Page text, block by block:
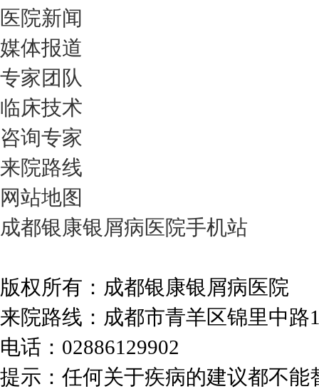
医院新闻
媒体报道
专家团队
临床技术
咨询专家
来院路线
网站地图
成都银康银屑病医院手机站
版权所有：成都银康银屑病医院
来院路线：成都市青羊区锦里中
电话：02886129902
提示：任何关于疾病的建议都不